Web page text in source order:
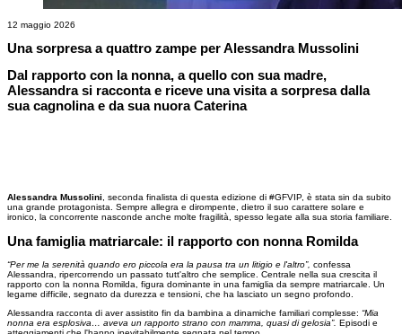
12 maggio 2026
Una sorpresa a quattro zampe per Alessandra Mussolini
Dal rapporto con la nonna, a quello con sua madre,
Alessandra si racconta e riceve una visita a sorpresa dalla
sua cagnolina e da sua nuora Caterina
Alessandra Mussolini, seconda finalista di questa edizione di #GFVIP, è stata sin da subito
una grande protagonista. Sempre allegra e dirompente, dietro il suo carattere solare e
ironico, la concorrente nasconde anche molte fragilità, spesso legate alla sua storia familiare.
Una famiglia matriarcale: il rapporto con nonna Romilda
“Per me la serenità quando ero piccola era la pausa tra un litigio e l'altro”, confessa
Alessandra, ripercorrendo un passato tutt'altro che semplice. Centrale nella sua crescita il
rapporto con la nonna Romilda, figura dominante in una famiglia da sempre matriarcale. Un
legame difficile, segnato da durezza e tensioni, che ha lasciato un segno profondo.
Alessandra racconta di aver assistito fin da bambina a dinamiche familiari complesse: “Mia
nonna era esplosiva… aveva un rapporto strano con mamma, quasi di gelosia”. Episodi e